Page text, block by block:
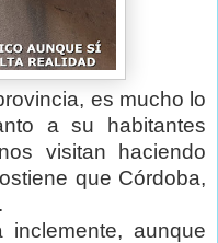
es mucho lo
a su habitantes
visitan haciendo
que Córdoba,
aunque